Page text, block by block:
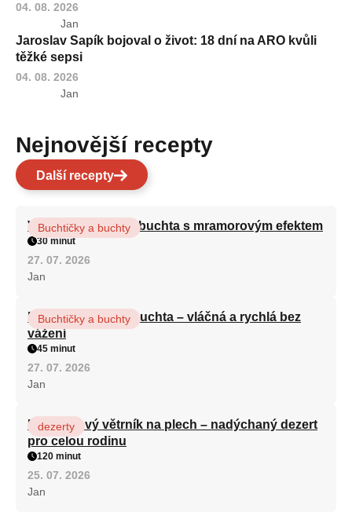
04. 08. 2026
Jan
Jaroslav Sapík bojoval o život: 18 dní na ARO kvůli
těžké sepsi
04. 08. 2026
Jan
Nejnovější recepty
Další recepty
Vláčná olejová litá buchta s mramorovým efektem
Buchtičky a buchty
30 minut
27. 07. 2026
Jan
Hrnková maková buchta – vláčná a rychlá bez
vážení
Buchtičky a buchty
45 minut
27. 07. 2026
Jan
Karamelový větrník na plech – nadýchaný dezert
pro celou rodinu
dezerty
120 minut
25. 07. 2026
Jan